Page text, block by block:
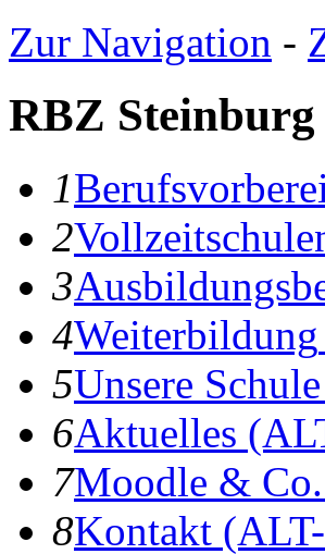
Zur Navigation -
RBZ Steinburg
1B
2V
3A
4Weiterbildung
5Unsere Schule
6Aktuelles
7Moodle & Co.
8Kontakt